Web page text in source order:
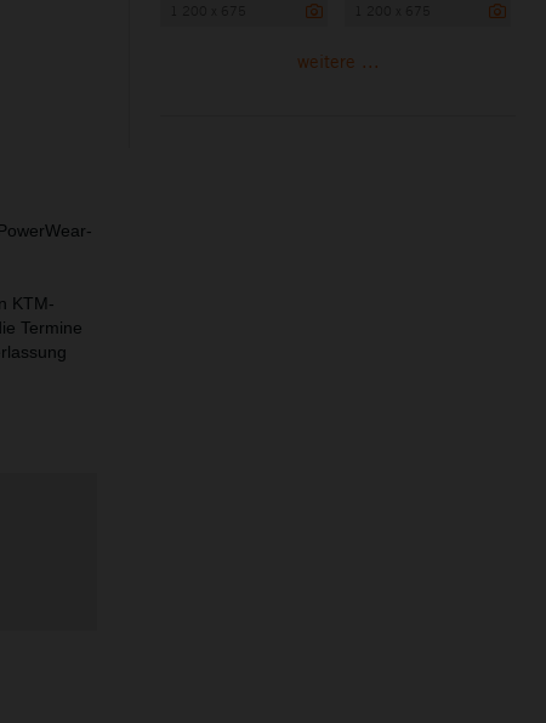
KTM-
Termine
weitere ...